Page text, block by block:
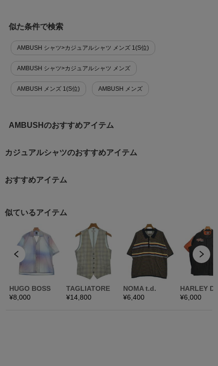
似た条件で検索
AMBUSH シャツ>カジュアルシャツ メンズ 1(S位)
AMBUSH シャツ>カジュアルシャツ メンズ
AMBUSH メンズ 1(S位) AMBUSH メンズ
AMBUSHのおすすめアイテム
カジュアルシャツのおすすめアイテム
おすすめアイテム